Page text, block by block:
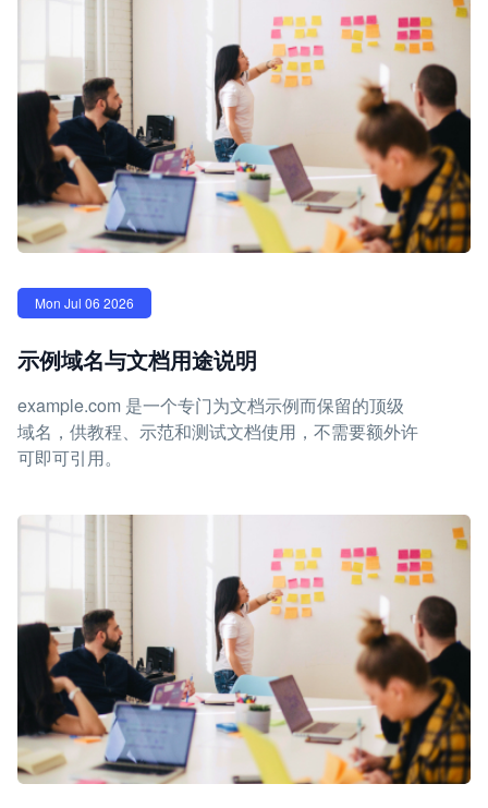
Mon Jul 06 2026
示例域名与文档用途说明
example.com 是一个专门为文档示例而保留的顶级
域名，供教程、示范和测试文档使用，不需要额外许
可即可引用。